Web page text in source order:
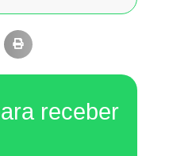
receber